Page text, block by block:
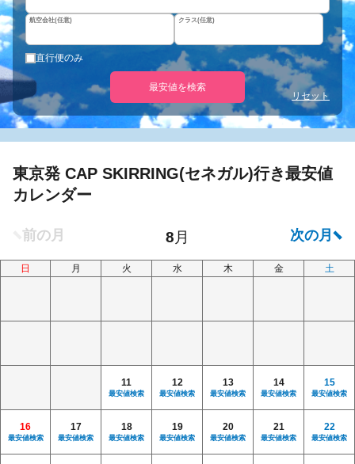
航空会社(任意) クラス(任意)
直行便のみ
最安値を検索
リセット
東京発 CAP SKIRRING(セネガル)行き最安値
カレンダー
日 月 火 水 木 金 土
11
最安値検索
12
最安値検索
13
最安値検索
14
最安値検索
15
最安値検索
16
最安値検索
17
最安値検索
18
最安値検索
19
最安値検索
20
最安値検索
21
最安値検索
22
最安値検索